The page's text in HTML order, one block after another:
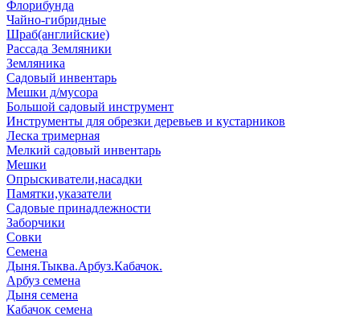
Флорибунда
Чайно-гибридные
Шраб(английские)
Рассада Земляники
Земляника
Садовый инвентарь
Мешки д/мусора
Большой садовый инструмент
Инструменты для обрезки деревьев и кустарников
Леска тримерная
Мелкий садовый инвентарь
Мешки
Опрыскиватели,насадки
Памятки,указатели
Садовые принадлежности
Заборчики
Совки
Семена
Дыня.Тыква.Арбуз.Кабачок.
Арбуз семена
Дыня семена
Кабачок семена